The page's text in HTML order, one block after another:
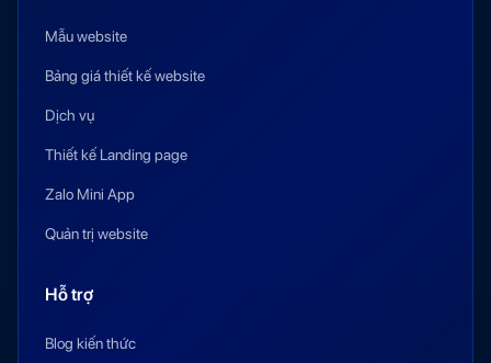
Mẫu website
Bảng giá thiết kế website
Dịch vụ
Thiết kế Landing page
Zalo Mini App
Quản trị website
Hỗ trợ
Blog kiến thức